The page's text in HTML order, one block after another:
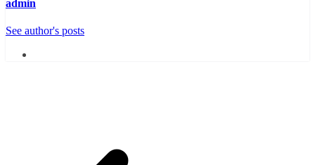
admin
See author's posts